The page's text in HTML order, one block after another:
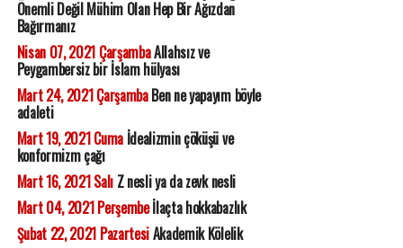
Önemli Değil Mühim Olan Hep Bir Ağızdan
Bağırmanız
Nisan 07, 2021 ÇarşambaAllahsız ve
Peygambersiz bir İslam hülyası
Mart 24, 2021 ÇarşambaBen ne yapayım böyle
adaleti
Mart 19, 2021 Cumaİdealizmin çöküşü ve
konformizm çağı
Mart 16, 2021 SalıZ nesli ya da zevk nesli
Mart 04, 2021 Perşembeİlaçta hokkabazlık
Şubat 22, 2021 PazartesiAkademik Kölelik